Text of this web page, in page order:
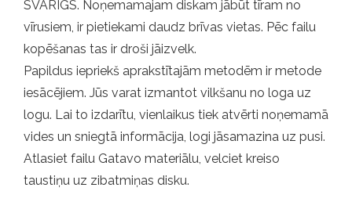
SVARĪGS. Noņemamajam diskam jābūt tīram no
vīrusiem, ir pietiekami daudz brīvas vietas. Pēc failu
kopēšanas tas ir droši jāizvelk.
Papildus iepriekš aprakstītajām metodēm ir metode
iesācējiem. Jūs varat izmantot vilkšanu no loga uz
logu. Lai to izdarītu, vienlaikus tiek atvērti noņemamā
vides un sniegtā informācija, logi jāsamazina uz pusi.
Atlasiet failu Gatavo materiālu, velciet kreiso
taustiņu uz zibatmiņas disku.